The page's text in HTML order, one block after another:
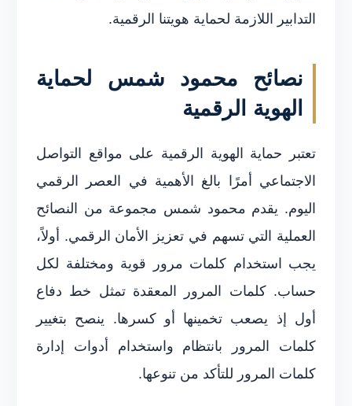
التدابير اللازمة لحماية هويتنا الرقمية.
نصائح محمود شمس لحماية
الهوية الرقمية
تعتبر حماية الهوية الرقمية على مواقع التواصل
الاجتماعي أمرًا بالغ الأهمية في العصر الرقمي
اليوم. يقدم محمود شمس مجموعة من النصائح
العملية التي تسهم في تعزيز الأمان الرقمي. أولاً،
يجب استخدام كلمات مرور قوية ومختلفة لكل
حساب. كلمات المرور المعقدة تمثل خط دفاع
أول إذ يصعب تخمينها أو كسرها. ينصح بتغيير
كلمات المرور بانتظام واستخدام أدوات إدارة
كلمات المرور للتأكد من تنوعها.